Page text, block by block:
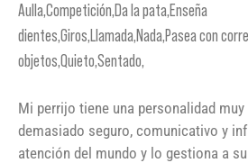
Aulla,Competición,Da la pata,Enseña
dientes,Giros,Llamada,Nada,Pasea con
objetos,Quieto,Sentado,
Mi perrijo tiene una personalidad muy
demasiado seguro, comunicativo y
atención del mundo y lo gestiona a